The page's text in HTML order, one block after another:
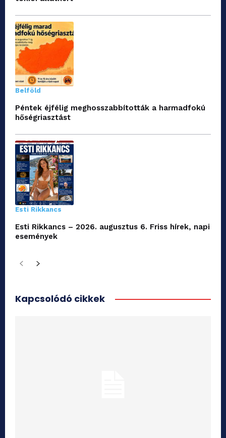
Belföld
Péntek éjfélig meghosszabbították a harmadfokú
hőségriasztást
Esti Rikkancs
Esti Rikkancs – 2026. augusztus 6. Friss hírek, napi
események
Kapcsolódó cikkek